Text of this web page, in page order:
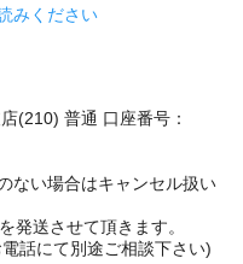
みください
(210) 普通 口座番号：
ない場合はキャンセル扱い
送させて頂きます。
にて別途ご相談下さい)